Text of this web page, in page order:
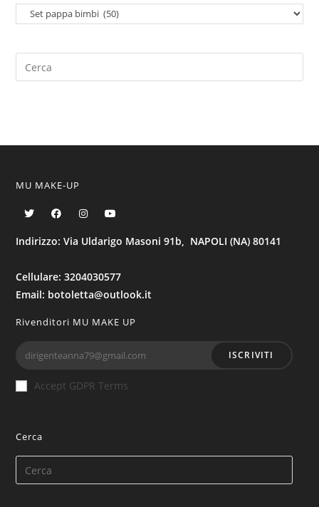
MU MAKE-UP
Indirizzo: Via Uldarigo Masoni 91b, NAPOLI (NA) 80141
Cellulare: 3204030577
Email: botoletta@outlook.it
Rivenditori MU MAKE UP
ISCRIVITI
Accept GDPR Terms
Cerca